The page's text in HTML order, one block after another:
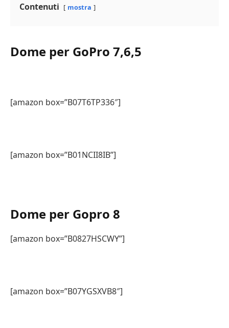
Contenuti mostra
Dome per GoPro 7,6,5
[amazon box=”B07T6TP336″]
[amazon box=”B01NCII8IB”]
Dome per Gopro 8
[amazon box=”B0827HSCWY”]
[amazon box=”B07YGSXVB8″]